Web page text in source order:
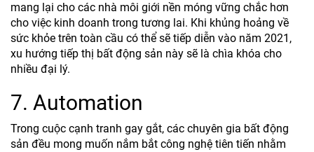
mang lại cho các nhà môi giới nền móng vững chắc hơn
cho việc kinh doanh trong tương lai. Khi khủng hoảng về
sức khỏe trên toàn cầu có thể sẽ tiếp diễn vào năm 2021,
xu hướng tiếp thị bất động sản này sẽ là chìa khóa cho
nhiều đại lý.
7. Automation
Trong cuộc cạnh tranh gay gắt, các chuyên gia bất động
sản đều mong muốn nắm bắt công nghệ tiên tiến nhằm